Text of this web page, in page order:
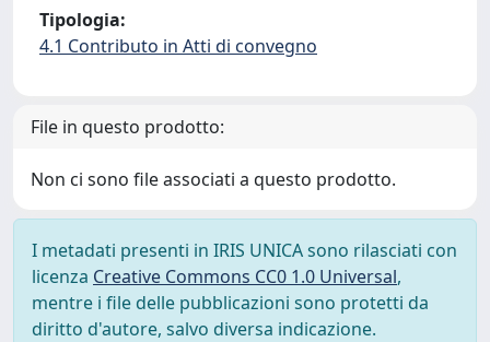
Tipologia:
4.1 Contributo in Atti di convegno
File in questo prodotto:
Non ci sono file associati a questo prodotto.
I metadati presenti in IRIS UNICA sono rilasciati con
licenza Creative Commons CC0 1.0 Universal,
mentre i file delle pubblicazioni sono protetti da
diritto d'autore, salvo diversa indicazione.